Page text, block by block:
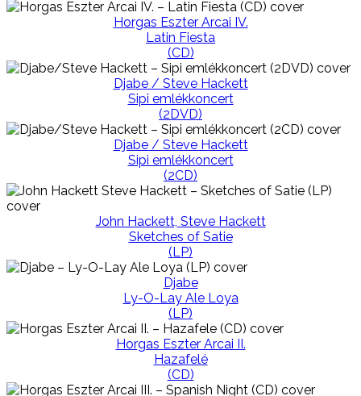
Horgas Eszter Arcai IV.
Latin Fiesta
(CD)
Djabe / Steve Hackett
Sipi emlékkoncert
(2DVD)
Djabe / Steve Hackett
Sipi emlékkoncert
(2CD)
John Hackett, Steve Hackett
Sketches of Satie
(LP)
Djabe
Ly-O-Lay Ale Loya
(LP)
Horgas Eszter Arcai II.
Hazafelé
(CD)